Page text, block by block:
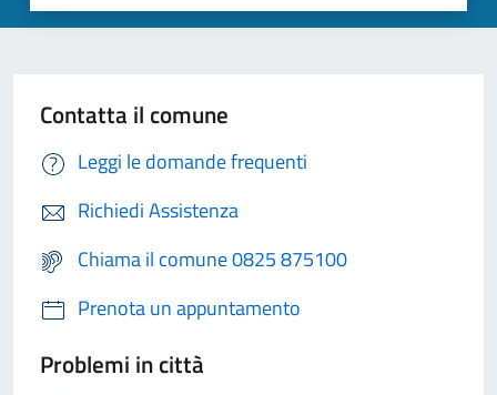
Contatta il comune
Leggi le domande frequenti
Richiedi Assistenza
Chiama il comune 0825 875100
Prenota un appuntamento
Problemi in città